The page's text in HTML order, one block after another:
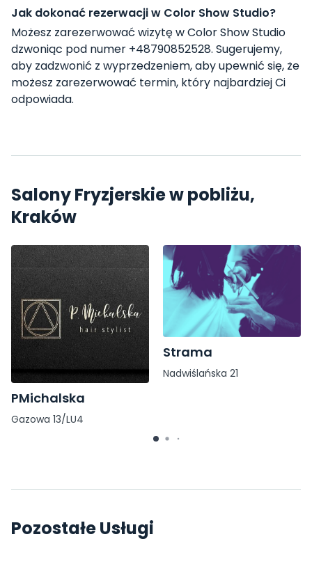
Jak dokonać rezerwacji w Color Show Studio?
Możesz zarezerwować wizytę w Color Show Studio
dzwoniąc pod numer +48790852528. Sugerujemy,
aby zadzwonić z wyprzedzeniem, aby upewnić się, że
możesz zarezerwować termin, który najbardziej Ci
odpowiada.
Salony Fryzjerskie w pobliżu,
Kraków
PMichalska
Gazowa 13/LU4
Strama
Nadwiślańska 21
Pozostałe Usługi